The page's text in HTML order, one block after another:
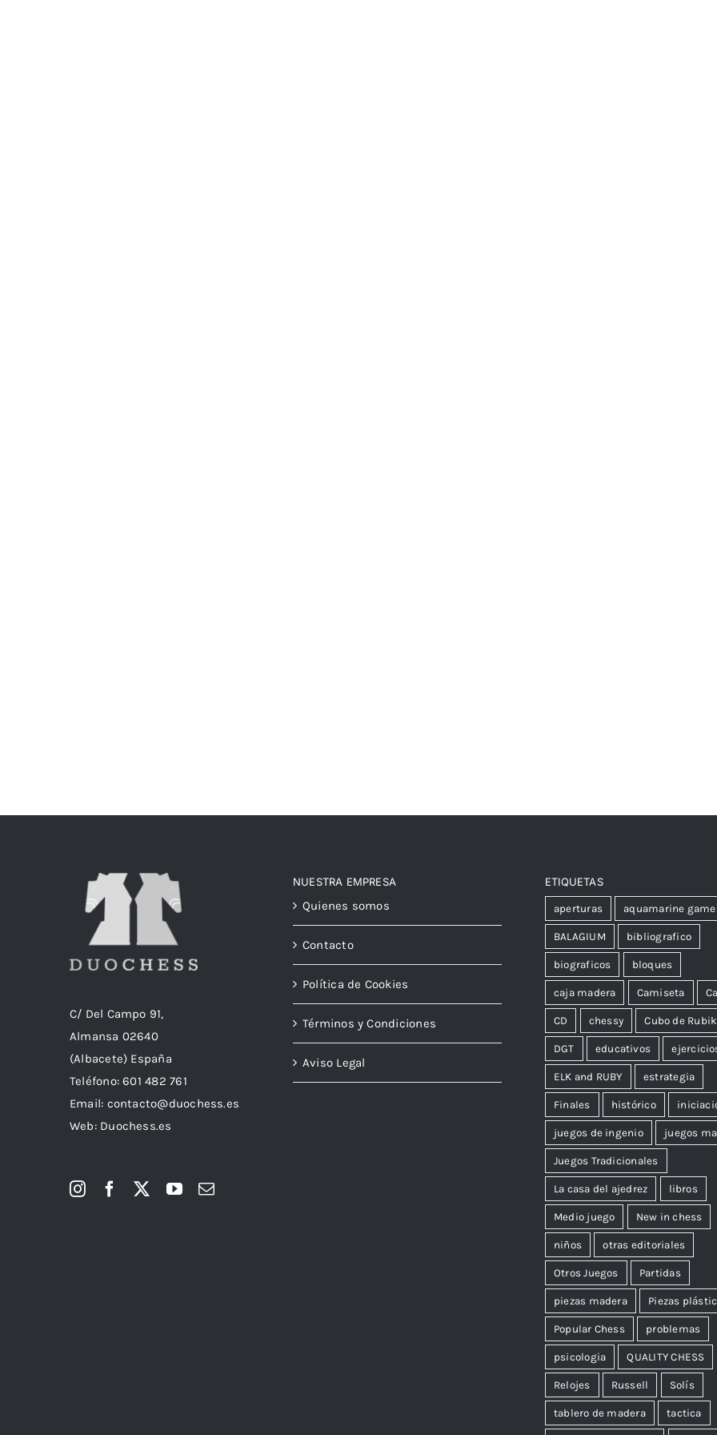
C/ Del Campo 91,
Almansa 02640
(Albacete) España
Teléfono:601 482 761
Email: contacto@duochess.es
Web: Duochess.es
NUESTRA EMPRESA
Quienes somos
Contacto
Política de Cookies
Términos y Condiciones
Aviso Legal
ETIQUETAS
aperturas aquamarine
BALAGIUM bibliografico
biograficos bloques
caja madera Camiseta
CD chessy Cubo de Rubik
DGT educativos
ELK and RUBY estrategia
Finales histórico
juegos de ingenio juegos
Juegos Tradicionales
La casa del ajedrez libros
Medio juego New in chess
niños otras editoriales
Otros Juegos Partidas
piezas madera Piezas
Popular Chess problemas
psicologia QUALITY CHESS
Relojes Russell Solís
tablero de madera tactica